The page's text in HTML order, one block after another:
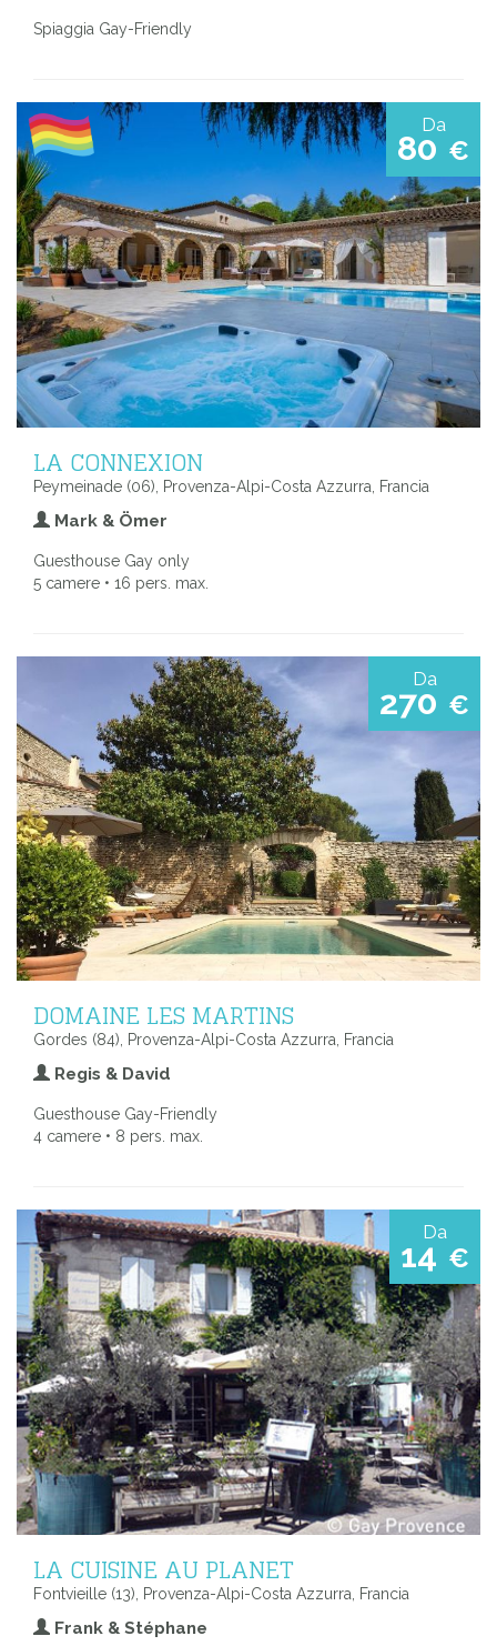
Spiaggia Gay-Friendly
Da
80 €
LA CONNEXION
Peymeinade (06), Provenza-Alpi-Costa Azzurra, Francia
Mark & Ömer
Guesthouse Gay only
5 camere • 16 pers. max.
Da
270 €
DOMAINE LES MARTINS
Gordes (84), Provenza-Alpi-Costa Azzurra, Francia
Regis & David
Guesthouse Gay-Friendly
4 camere • 8 pers. max.
Da
14 €
LA CUISINE AU PLANET
Fontvieille (13), Provenza-Alpi-Costa Azzurra, Francia
Frank & Stéphane